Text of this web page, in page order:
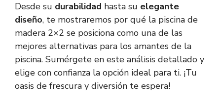
Desde su durabilidad hasta su elegante
diseño, te mostraremos por qué la piscina de
madera 2×2 se posiciona como una de las
mejores alternativas para los amantes de la
piscina. Sumérgete en este análisis detallado y
elige con confianza la opción ideal para ti. ¡Tu
oasis de frescura y diversión te espera!